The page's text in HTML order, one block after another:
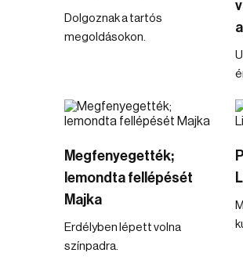
Dolgoznak a tartós
megoldásokon.
Megfenyegették;
lemondta fellépését
Majka
Erdélyben lépett volna
színpadra.